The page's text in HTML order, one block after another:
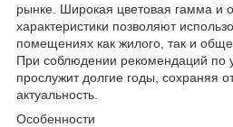
рынке. Широкая цветовая гамма и
характеристики позволяют
помещениях как жилого, так и
При соблюдении рекомендаций по
прослужит долгие годы, сохраняя
актуальность.
Особенности